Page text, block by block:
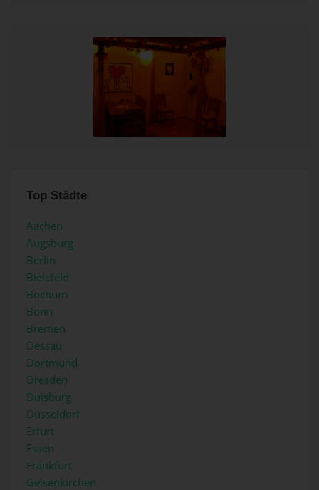
Top Städte
Aachen
Augsburg
Berlin
Bielefeld
Bochum
Bonn
Bremen
Dessau
Dortmund
Dresden
Duisburg
Düsseldorf
Erfurt
Essen
Frankfurt
Gelsenkirchen